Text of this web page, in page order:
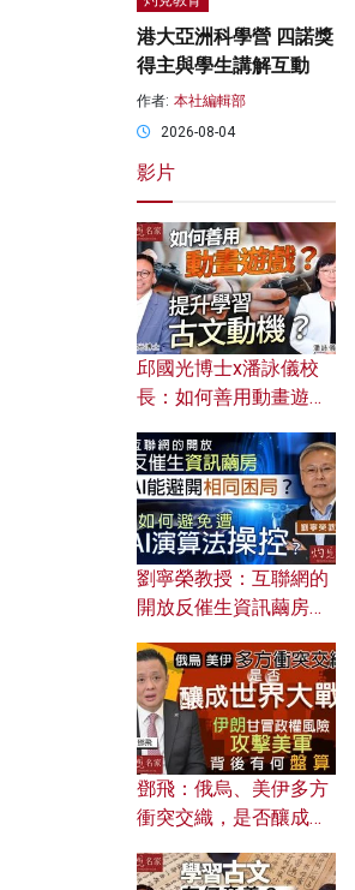
港大亞洲科學營 四諾獎
得主與學生講解互動
作者: 本社編輯部
2026-08-04
影片
邱國光博士x潘詠儀校
長：如何善用動畫遊戲
劉寧榮教授：互聯網的
開放反催生資訊繭房，
何避免遭AI演算法操
控？
鄧飛：俄烏、美伊多方
衝突交織，是否釀成世
風險攻擊美軍，背後有